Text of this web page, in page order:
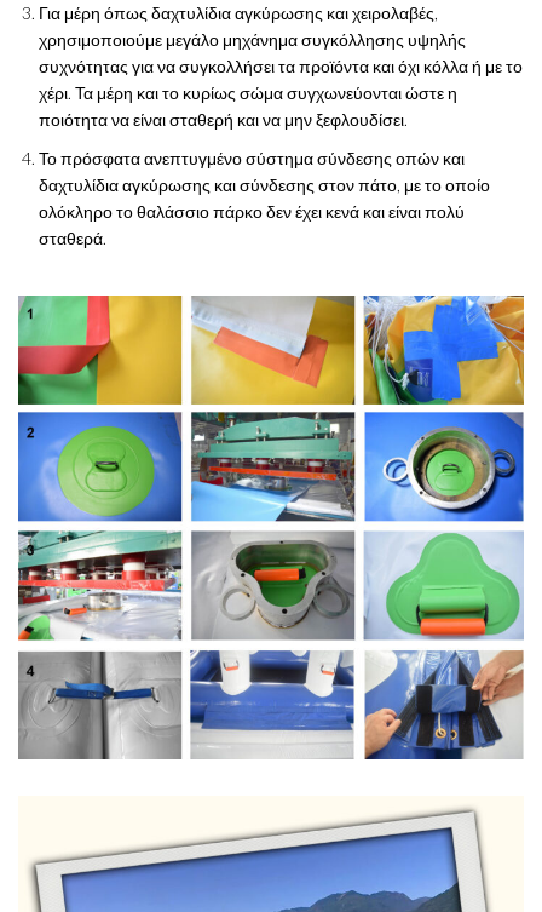
Για μέρη όπως δαχτυλίδια αγκύρωσης και χειρολαβές,
χρησιμοποιούμε μεγάλο μηχάνημα συγκόλλησης υψηλής
συχνότητας για να συγκολλήσει τα προϊόντα και όχι κόλλα ή με το
χέρι. Τα μέρη και το κυρίως σώμα συγχωνεύονται ώστε η
ποιότητα να είναι σταθερή και να μην ξεφλουδίσει.
Το πρόσφατα ανεπτυγμένο σύστημα σύνδεσης οπών και
δαχτυλίδια αγκύρωσης και σύνδεσης στον πάτο, με το οποίο
ολόκληρο το θαλάσσιο πάρκο δεν έχει κενά και είναι πολύ
σταθερά.